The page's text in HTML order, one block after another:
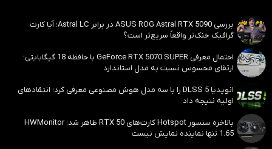
بررسی ASUS ROG Astral RTX 5090 در برابر Astral LC؛ آیا کارت
گرافیک خنک‌تر واقعاً سریع‌تر است؟
احتمال معرفی GeForce RTX 5070 SUPER با حافظه 18 گیگابایتی؛
ارتقای محسوس نسبت به مدل استاندارد
انویدیا DLSS 5 را با سه مدل هوش مصنوعی معرفی کرد؛ انتقادهای
اولیه نتیجه داد
بالاخره سنسور Hotspot کارت‌های RTX 50 ظاهر شد؛ HWMonitor
1.65 تنها نماینده نمایش نیست